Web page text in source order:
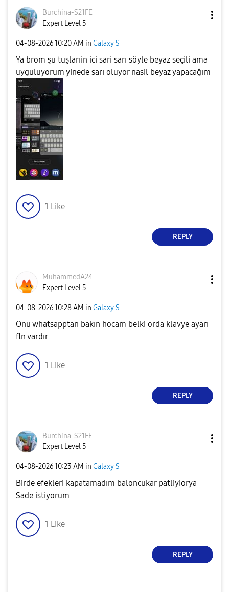
Burchina-S21FE
Expert Level 5
‎04-08-202610:20 AM in Galaxy S
Ya brom şu tuşlarıin ici sari sarı söyle beyaz seçili ama
uyguluyorum yinede sarı oluyor nasil beyaz yapacağım
1 Like
REPLY
MuhammedA24
Expert Level 5
‎04-08-202610:28 AM in Galaxy S
Onu whatsapptan bakın hocam belki orda klavye ayarı
fln vardır
1 Like
REPLY
Burchina-S21FE
Expert Level 5
‎04-08-202610:23 AM in Galaxy S
Birde efekleri kapatamadım baloncukar patliyiorya
Sade istiyorum
1 Like
REPLY